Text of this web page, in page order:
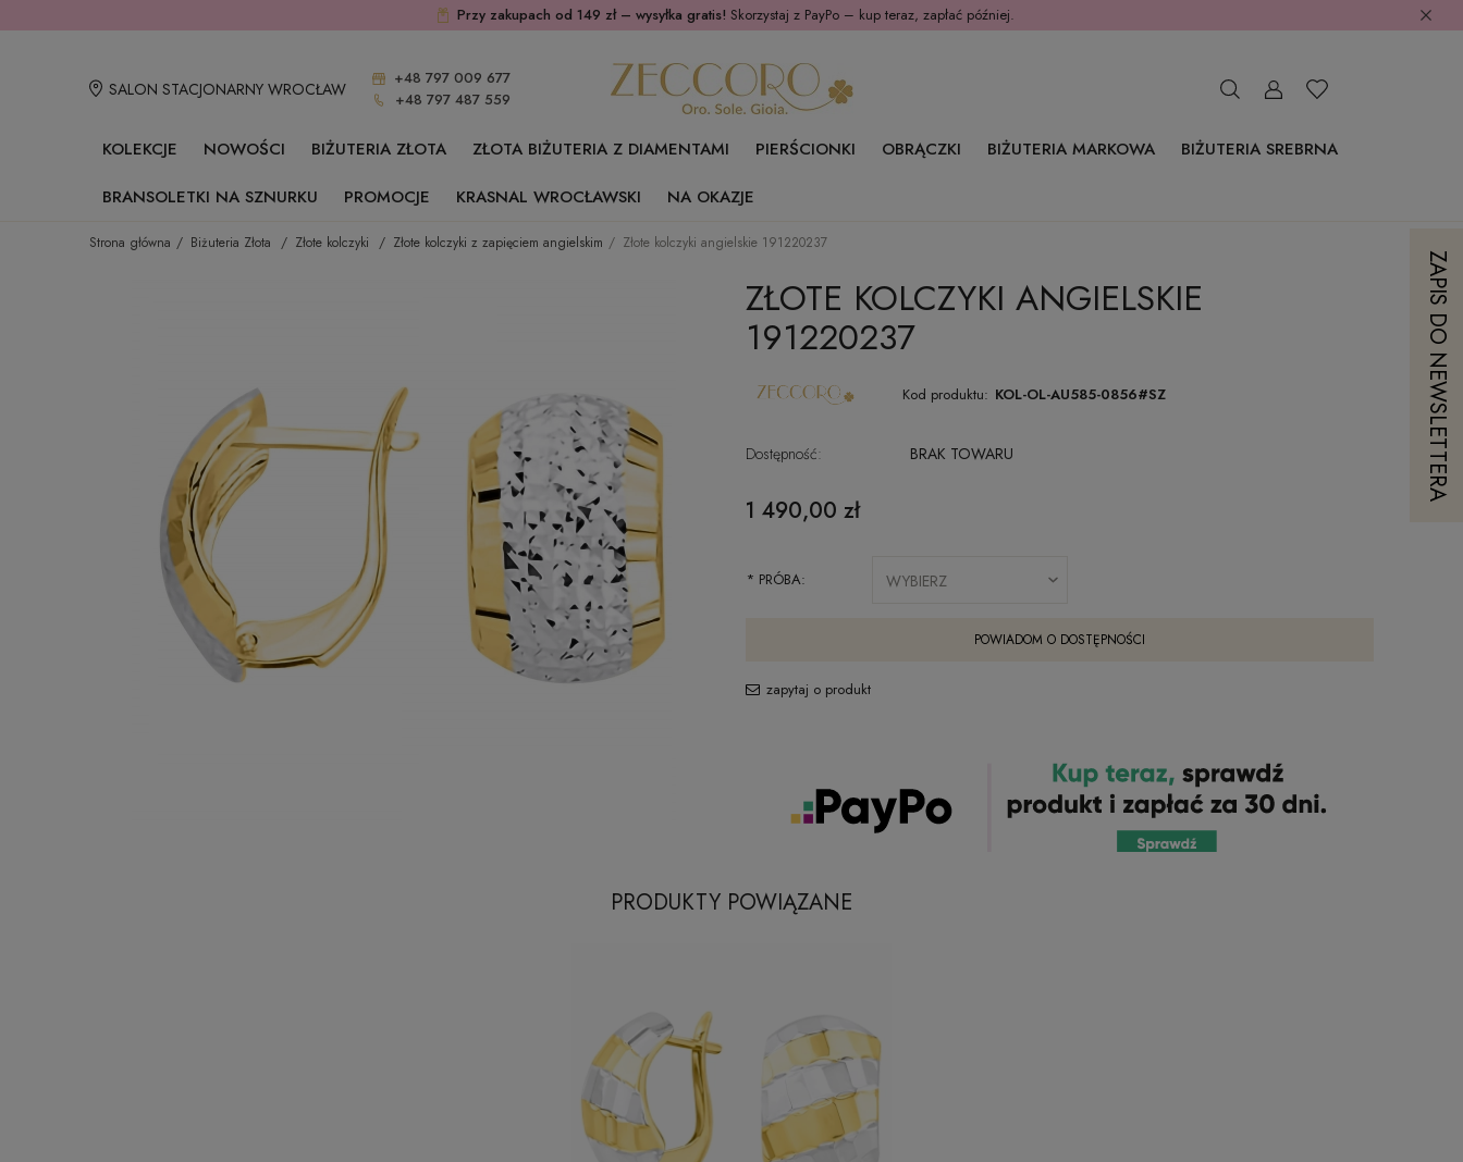
Przy zakupach od 149 zł – wysyłka gratis! Skorzystaj z PayPo – kup teraz, zapłać później.
SALON STACJONARNY WROCŁAW
+48 797 009 677
+48 797 487 559
KOLEKCJE NOWOŚCI BIŻUTERIA ZŁOTA ZŁOTA BIŻUTERIA Z DIAMENTAMI PIERŚCIONKI OBRĄCZKI BIŻUTERIA MARKOWA
BIŻUTERIA SREBRNA
BRANSOLETKI NA SZNURKU
PROMOCJE KRASNAL WROCŁAWSKI NA OKAZJE
Strona główna Biżuteria Złota Złote kolczyki Złote kolczyki z zapięciem angielskim Złote kolczyki angielskie 191220237
ZŁOTE KOLCZYKI ANGIELSKIE
191220237
Kod produktu: KOL-OL-AU585-0856#SZ
Dostępność: BRAK TOWARU
1 490,00 zł
* PRÓBA:
POWIADOM O DOSTĘPNOŚCI
zapytaj o produkt
PRODUKTY POWIĄZANE
ZAPIS DO NEWSLETTERA